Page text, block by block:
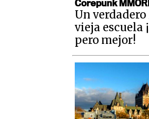
Corepunk
Un
vieja escuela
pero mejor!